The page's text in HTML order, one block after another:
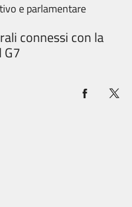
e parlamentare
connessi con la